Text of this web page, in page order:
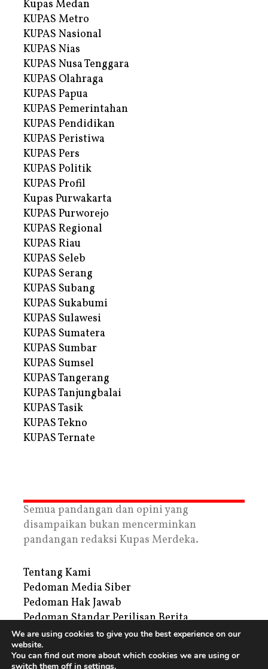
Kupas Medan
KUPAS Metro
KUPAS Nasional
KUPAS Nias
KUPAS Nusa Tenggara
KUPAS Olahraga
KUPAS Papua
KUPAS Pemerintahan
KUPAS Pendidikan
KUPAS Peristiwa
KUPAS Pers
KUPAS Politik
KUPAS Profil
Kupas Purwakarta
KUPAS Purworejo
KUPAS Regional
KUPAS Riau
KUPAS Seleb
KUPAS Serang
KUPAS Subang
KUPAS Sukabumi
KUPAS Sulawesi
KUPAS Sumatera
KUPAS Sumbar
KUPAS Sumsel
KUPAS Tangerang
KUPAS Tanjungbalai
KUPAS Tasik
KUPAS Tekno
KUPAS Ternate
Semua pandangan dan opini yang
disampaikan bukan mencerminkan
pandangan redaksi Kupas Merdeka.
Tentang Kami
Pedoman Media Siber
Pedoman Hak Jawab
Pedoman Standar Perilisan Berita
Privacy Policy
Periklanan
We are using cookies to give you the best experience on our
website.
You can find out more about which cookies we are using or
switch them off in settings.